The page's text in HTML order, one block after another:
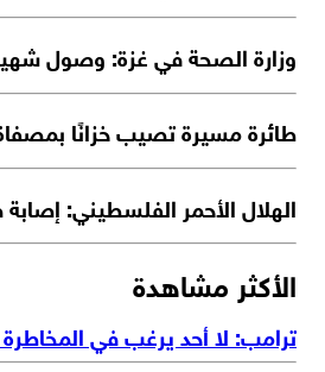
وزارة الصحة في غزة: وصول شهيدين و6 إصابات إلى المستشفيات خلال الـ
طائرة مسيرة تصيب خزانًا
الهلال الأحمر الفلسطيني:
الأكثر مشاهدة
ترامب: لا أحد يرغب في